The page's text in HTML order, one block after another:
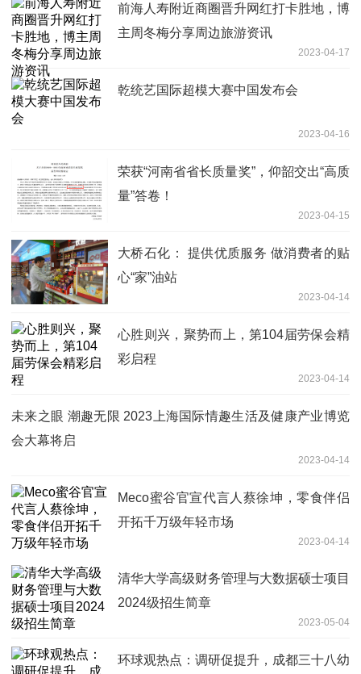
前海人寿附近商圈晋升网红打卡胜地，博
主周冬梅分享周边旅游资讯
2023-04-17
乾统艺国际超模大赛中国发布会
2023-04-16
荣获“河南省省长质量奖”，仰韶交出“高质
量”答卷！
2023-04-15
大桥石化： 提供优质服务 做消费者的贴
心“家”油站
2023-04-14
心胜则兴，聚势而上，第104届劳保会精
彩启程
2023-04-14
未来之眼 潮趣无限 2023上海国际情趣生活及健康产业博览
会大幕将启
2023-04-14
Meco蜜谷官宣代言人蔡徐坤，零食伴侣
开拓千万级年轻市场
2023-04-14
清华大学高级财务管理与大数据硕士项目
2024级招生简章
2023-05-04
环球观热点：调研促提升，成都三十八幼